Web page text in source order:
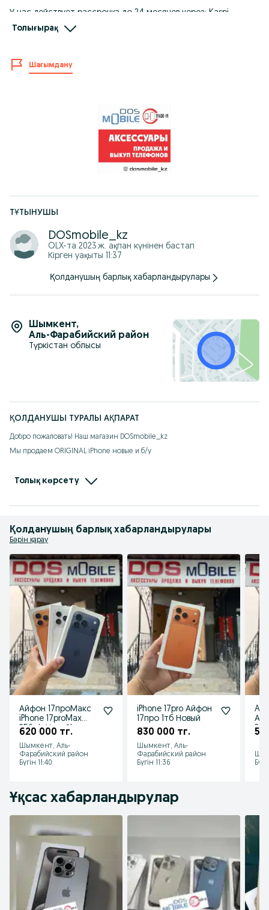
У нас действует рассрочка до 24 месяцев через: Kaspi
Город.Шымкент Аскарова 5
В наличии есть все Б/У Айфоны
Толығырақ
Шағымдану
ТҰТЫНУШЫ
DOSmobile_kz
OLX-та 2023 ж. ақпан күнінен бастап
Кірген уақыты 11:37
Қолданушың барлық хабарландырулары
Шымкент,
Аль-Фарабийский район
Түркістан облысы
ҚОЛДАНУШЫ ТУРАЛЫ АҚПАРАТ
Добро пожаловать! Наш магазин DOSmobile_kz
Мы продаем ORIGINAL iPhone новые и б/у
Гарантия на б/у телефон 1месяц
Толық көрсету
Қолданушың барлық хабарландырулары
Бәрін қарау
Айфон 17проМакс
iPhone 17proMax
256gb Новый!
620 000 тг.
Шымкент, Аль-
Фарабийский район
Бүгін 11:40
iPhone 17pro Айфон
17про 1тб Новый
830 000 тг.
Шымкент, Аль-
Фарабийский район
Бүгін 11:36
Ұқсас хабарландырулар